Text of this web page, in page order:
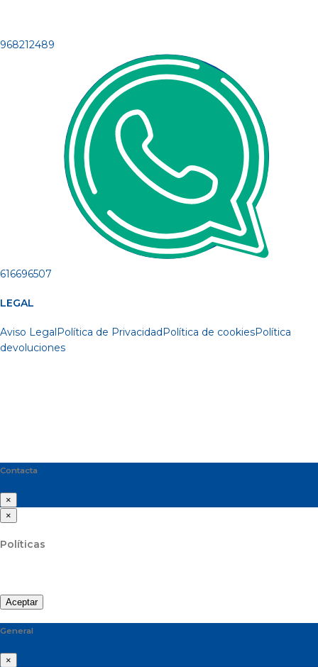
968212489
616696507
LEGAL
Aviso LegalPolítica de PrivacidadPolítica de cookiesPolítica
devoluciones
Contacta
×
×
Políticas
Aceptar
General
×